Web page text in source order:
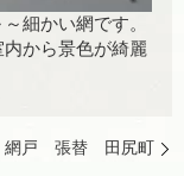
細かい網です。
から景色が綺麗
網戸 張替 田尻町